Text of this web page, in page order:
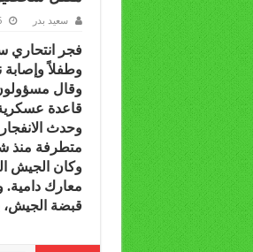
سعيد بدر 6
فجر انتحاري
وطفلاً وإصابة نحو 20 شخصاً، حسب ما أفاد مسعفون
وقال
قاعدة عسكرية
وحدث
متطرفة منذ
وكان الجيش
معارك
قبضة